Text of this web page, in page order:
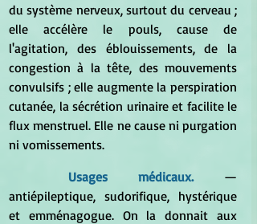
du système nerveux, surtout du cerveau ;
elle accélère le pouls, cause de
l'agitation, des éblouissements, de la
congestion à la tête, des mouvements
convulsifs ; elle augmente la perspiration
cutanée, la sécrétion urinaire et facilite le
flux menstruel. Elle ne cause ni purgation
ni vomissements.
	Usages médicaux.
antiépileptique, sudorifique, hystérique
et emménagogue. On la donnait aux